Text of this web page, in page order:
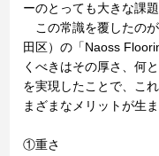
ーのとっても大きな課題
この常識を覆したの
田区）の「Naoss
くべきはその厚さ、何
を実現したことで、こ
まざまなメリットが生ま
①重さ